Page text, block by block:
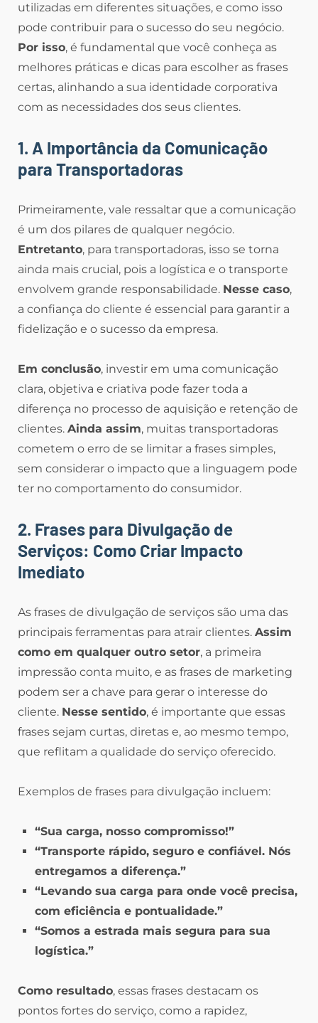
utilizadas em diferentes situações, e como isso
pode contribuir para o sucesso do seu negócio.
Por isso, é fundamental que você conheça as
melhores práticas e dicas para escolher as frases
certas, alinhando a sua identidade corporativa
com as necessidades dos seus clientes.
1. A Importância da Comunicação
para Transportadoras
Primeiramente, vale ressaltar que a comunicação
é um dos pilares de qualquer negócio.
Entretanto, para transportadoras, isso se torna
ainda mais crucial, pois a logística e o transporte
envolvem grande responsabilidade. Nesse caso,
a confiança do cliente é essencial para garantir a
fidelização e o sucesso da empresa.
Em conclusão, investir em uma comunicação
clara, objetiva e criativa pode fazer toda a
diferença no processo de aquisição e retenção de
clientes. Ainda assim, muitas transportadoras
cometem o erro de se limitar a frases simples,
sem considerar o impacto que a linguagem pode
ter no comportamento do consumidor.
2. Frases para Divulgação de
Serviços: Como Criar Impacto
Imediato
As frases de divulgação de serviços são uma das
principais ferramentas para atrair clientes. Assim
como em qualquer outro setor, a primeira
impressão conta muito, e as frases de marketing
podem ser a chave para gerar o interesse do
cliente. Nesse sentido, é importante que essas
frases sejam curtas, diretas e, ao mesmo tempo,
que reflitam a qualidade do serviço oferecido.
Exemplos de frases para divulgação incluem:
“Sua carga, nosso compromisso!”
“Transporte rápido, seguro e confiável. Nós
entregamos a diferença.”
“Levando sua carga para onde você precisa,
com eficiência e pontualidade.”
“Somos a estrada mais segura para sua
logística.”
Como resultado, essas frases destacam os
pontos fortes do serviço, como a rapidez,